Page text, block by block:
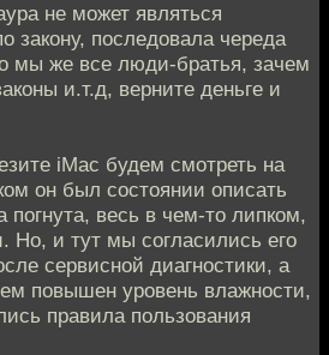
не может являться
закону, последовала череда
мы же все люди-братья, зачем
и.т.д, верните деньге и
iMac будем смотреть на
он был состоянии описать
весь в чем-то липком,
Но, и тут мы согласились его
сервисной диагностики, а
повышен уровень влажности,
правила пользования